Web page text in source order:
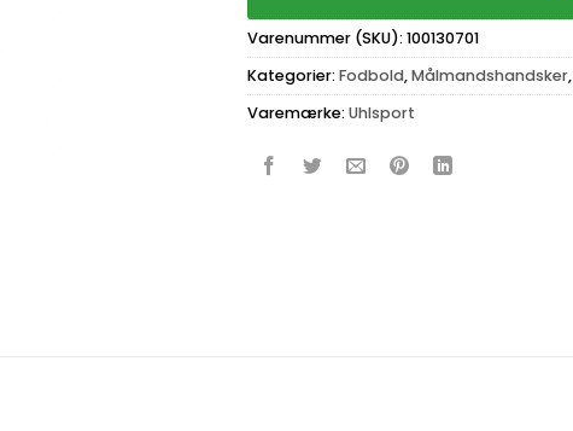
Varenummer (SKU): 100130701
Kategorier: Fodbold,Målmandshandsker,
Varemærke: Uhlsport